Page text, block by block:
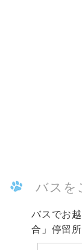
バスを
バスでお
合」停留